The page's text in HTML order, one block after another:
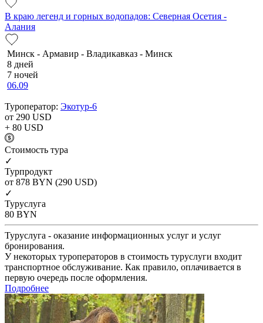
В краю легенд и горных водопадов: Северная Осетия -
Алания
Минск - Армавир - Владикавказ - Минск
8 дней
7 ночей
06.09
Туроператор: Экотур-6
от 290 USD
+ 80 USD
Cтоимость тура
✓
Турпродукт
от 878 BYN (290 USD)
✓
Туруслуга
80 BYN
Туруслуга - оказание информационных услуг и услуг
бронирования.
У некоторых туроператоров в стоимость туруслуги входит
транспортное обслуживание. Как правило, оплачивается в
первую очередь после оформления.
Подробнее